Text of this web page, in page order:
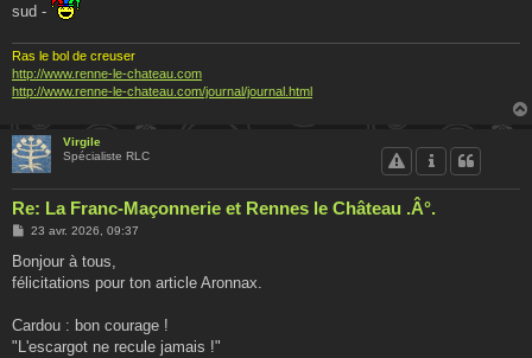
sud -
Ras le bol de creuser
http://www.renne-le-chateau.com
http://www.renne-le-chateau.com/journal/journal.html
Virgile
Spécialiste RLC
Re: La Franc-Maçonnerie et Rennes le Château .Â°.
M
s
a
23 avr. 2026, 09:37
Bonjour à tous,
félicitations pour ton article Aronnax.
Cardou : bon courage !
"L'escargot ne recule jamais !"